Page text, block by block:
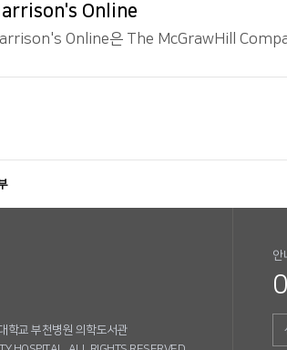
Online
Online은 The McGrawHill
학교 부천병원 의학도서관
안